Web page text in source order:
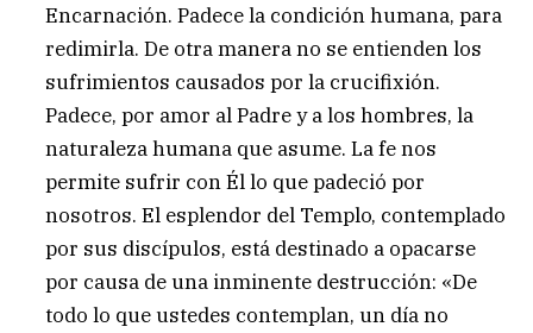
Encarnación. Padece la condición humana, para
redimirla. De otra manera no se entienden los
sufrimientos causados por la crucifixión.
Padece, por amor al Padre y a los hombres, la
naturaleza humana que asume. La fe nos
permite sufrir con Él lo que padeció por
nosotros. El esplendor del Templo, contemplado
por sus discípulos, está destinado a opacarse
por causa de una inminente destrucción: «De
todo lo que ustedes contemplan, un día no